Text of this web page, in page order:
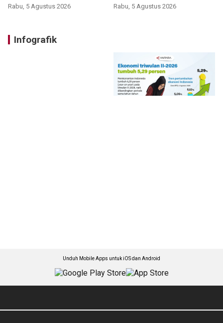
Rabu, 5 Agustus 2026 Rabu, 5 Agustus 2026
Infografik
Unduh Mobile Apps untuk iOS dan Android